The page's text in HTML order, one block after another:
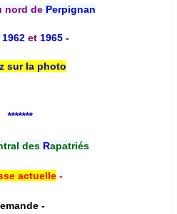
nord de Perpignan
1962 et 1965 -
sur la photo
*******
desRapatriés
actuelle-
-